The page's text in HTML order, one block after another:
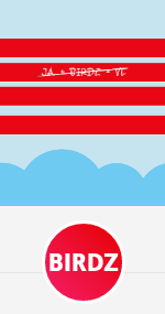
BIRDZ